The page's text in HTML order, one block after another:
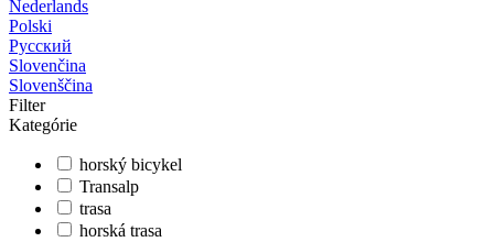
Nederlands
Polski
Русский
Slovenčina
Slovenščina
Filter
Kategórie
horský bicykel
Transalp
trasa
horská trasa